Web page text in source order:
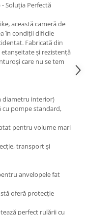
- Soluția Perfectă
această cameră de
în condiții dificile
Fabricată din
și rezistență
care nu se tem
diametru interior)
cu pompe standard,
pentru volume mari
transport și
anvelopele fat
oferă protecție
perfect rulării cu